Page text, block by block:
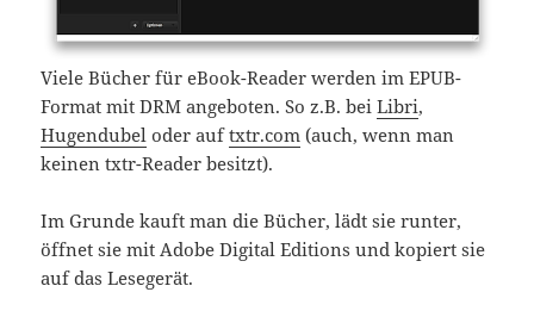
Viele Bücher für eBook-Reader werden im EPUB-
Format mit DRM angeboten. So z.B. beiLibri,
Hugendubel oder auftxtr.com (auch, wenn man
keinen txtr-Reader besitzt).
Im Grunde kauft man die Bücher, lädt sie runter,
öffnet sie mit Adobe Digital Editions und kopiert sie
auf das Lesegerät.